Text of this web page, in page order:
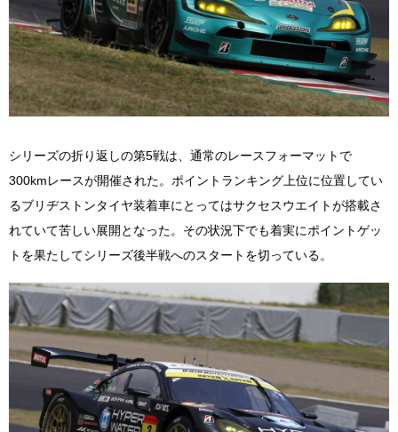
シリーズの折り返しの第5戦は、通常のレースフォーマットで
300kmレースが開催された。ポイントランキング上位に位置してい
るブリヂストンタイヤ装着車にとってはサクセスウエイトが搭載さ
れていて苦しい展開となった。その状況下でも着実にポイントゲッ
トを果たしてシリーズ後半戦へのスタートを切っている。